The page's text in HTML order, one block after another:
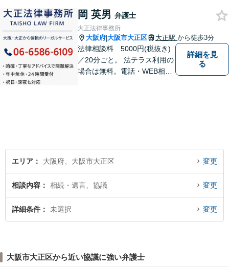
岡 英男 弁護士
大正法律事務所
大阪府|大阪市大正区 大正駅 から徒歩3分
法律相談料 5000円(税抜き)
／20分ごと。 法テラス利用の
場合は無料。電話・WEB相談
詳細を見
る
エリア 大阪府、大阪市大正区 変更
相談内容 相続・遺言、協議 変更
詳細条件 未選択 変更
大阪市大正区から近い協議に強い弁護士